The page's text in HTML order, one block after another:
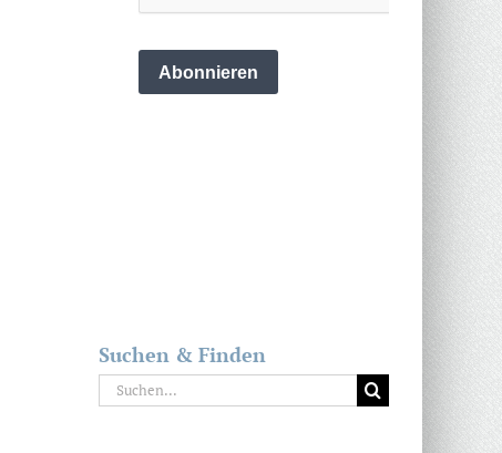
Suchen & Finden
Suche
nach: